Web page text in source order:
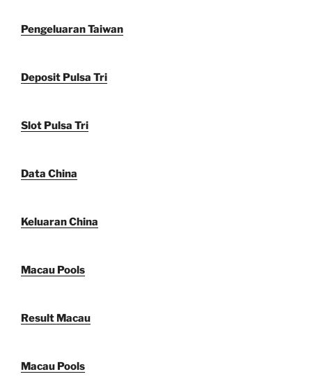
Pengeluaran Taiwan
Deposit Pulsa Tri
Slot Pulsa Tri
Data China
Keluaran China
Macau Pools
Result Macau
Macau Pools